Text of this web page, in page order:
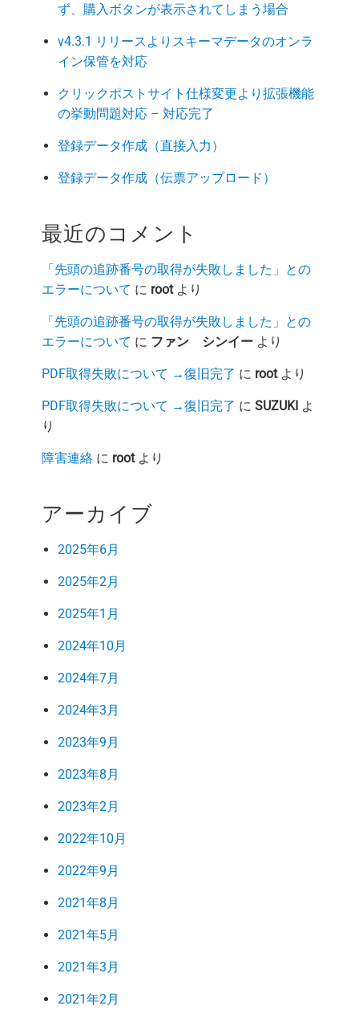
ず、購入ボタンが表示されてしまう場合
v4.3.1 リリースよりスキーマデータのオンラ
イン保管を対応
クリックポストサイト仕様変更より拡張機能
の挙動問題対応 – 対応完了
登録データ作成（直接入力）
登録データ作成（伝票アップロード）
最近のコメント
「先頭の追跡番号の取得が失敗しました」との
エラーについて に rootより
「先頭の追跡番号の取得が失敗しました」との
エラーについて に ファン シンイーより
PDF取得失敗について →復旧完了 に rootより
PDF取得失敗について →復旧完了 に SUZUKIよ
り
障害連絡に rootより
アーカイブ
2025年6月
2025年2月
2025年1月
2024年10月
2024年7月
2024年3月
2023年9月
2023年8月
2023年2月
2022年10月
2022年9月
2021年8月
2021年5月
2021年3月
2021年2月